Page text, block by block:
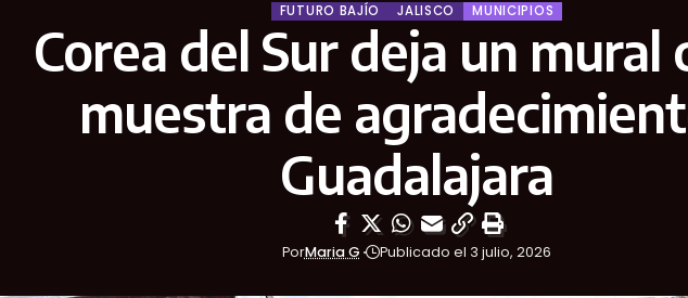
FUTURO BAJÍO JALISCO MUNICIPIOS
Corea del Sur deja un mural
muestra de
Guadalajara
PorMaria G Publicado el 3 julio, 2026